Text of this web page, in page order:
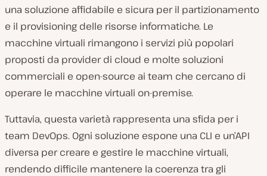
una soluzione affidabile e sicura per il partizionamento
e il provisioning delle risorse informatiche. Le
macchine virtuali rimangono i servizi più popolari
proposti da provider di cloud e molte soluzioni
commerciali e open-source ai team che cercano di
operare le macchine virtuali on-premise.
Tuttavia, questa varietà rappresenta una sfida per i
team DevOps. Ogni soluzione espone una CLI e un’API
diversa per creare e gestire le macchine virtuali,
rendendo difficile mantenere la coerenza tra gli